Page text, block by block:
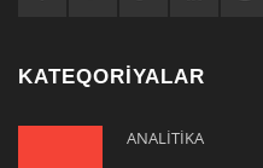
KATEQORİYALAR
ANALİTİKA